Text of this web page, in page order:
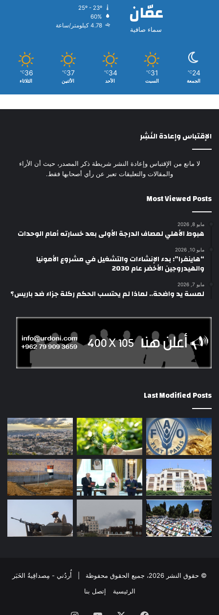
عمّان
سماء صافية
60%
4.78 كيلومتر/ساعة
24
℃
الجمعة
31
℃
السبت
34
℃
الأحد
37
℃
الأثنين
36
℃
الثلاثاء
الإقتباس وإعادة النَشِر
لا مانع من الإقتباس وإعادة النشر شريطة ذكر المصدر، حيث أن الأراء
والمقالات والتعليقات تعبر عن رأي أصحابها فقط.
Most Viewed Posts
مايو 8, 2026
هبوط الأهلي لمصاف الدرجة الأولى بعد خسارته أمام الوحدات
مايو 10, 2026
“هاينفرا”: بدء الإنشاءات والتشغيل في مشروع الأمونيا
والهيدروجين الأخضر عام 2030
مايو 7, 2026
لمسة يد واضحة.. لماذا لم يحتسب الحكم ركلة جزاء ضد باريس؟
Last Modified Posts
© حقوق النشر 2026، جميع الحقوق محفوظة | أُردُني - مِصداقِيةُ الخَبَر
الرئيسية
إتصل بنا